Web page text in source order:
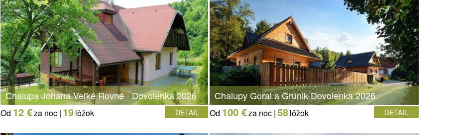
Chalupa Johana Veľké Rovné - Dovolenka 2026
Od 12 €za noc | 19lôžok DETAIL
Chalupy Goral a Grúnik-Dovolenka 2026
Od 100 €za noc |58lôžok DETAIL